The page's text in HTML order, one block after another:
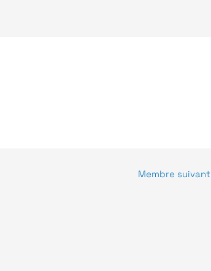
Membre suivant